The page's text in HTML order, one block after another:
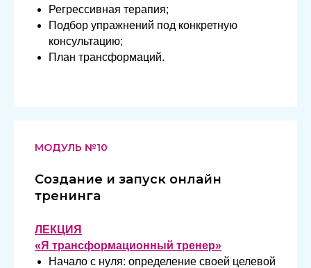
Регрессивная терапия;
Подбор упражнений под конкретную
консультацию;
План трансформаций.
МОДУЛЬ №10
Создание и запуск онлайн
тренинга
ЛЕКЦИЯ
«Я трансформационный тренер»
Начало с нуля: определение своей целевой